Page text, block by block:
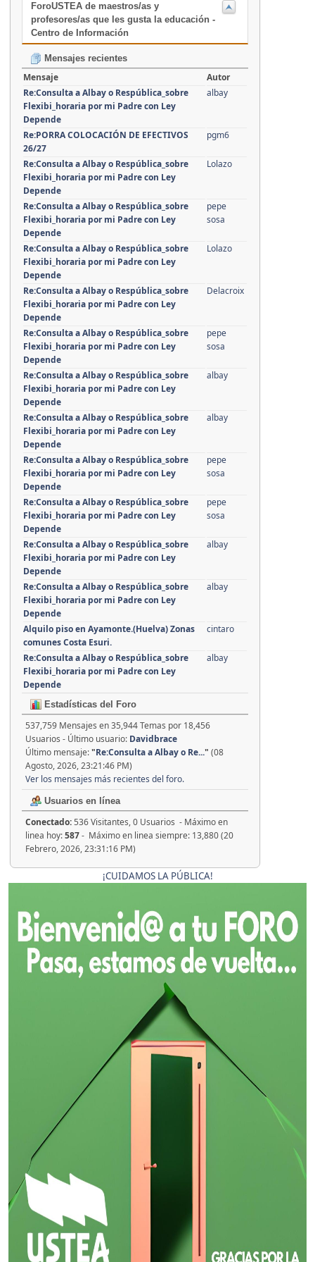
ForoUSTEA de maestros/as y
profesores/as que les gusta la educación -
Centro de Información
Mensajes recientes
Mensaje
Autor
Re:Consulta a Albay o Respública_sobre
Flexibi_horaria por mi Padre con Ley
Depende
albay
Re:PORRA COLOCACIÓN DE EFECTIVOS
26/27
pgm6
Re:Consulta a Albay o Respública_sobre
Flexibi_horaria por mi Padre con Ley
Depende
Lolazo
Re:Consulta a Albay o Respública_sobre
Flexibi_horaria por mi Padre con Ley
Depende
pepe
sosa
Re:Consulta a Albay o Respública_sobre
Flexibi_horaria por mi Padre con Ley
Depende
Lolazo
Re:Consulta a Albay o Respública_sobre
Flexibi_horaria por mi Padre con Ley
Depende
Delacroix
Re:Consulta a Albay o Respública_sobre
Flexibi_horaria por mi Padre con Ley
Depende
pepe
sosa
Re:Consulta a Albay o Respública_sobre
Flexibi_horaria por mi Padre con Ley
Depende
albay
Re:Consulta a Albay o Respública_sobre
Flexibi_horaria por mi Padre con Ley
Depende
albay
Re:Consulta a Albay o Respública_sobre
Flexibi_horaria por mi Padre con Ley
Depende
pepe
sosa
Re:Consulta a Albay o Respública_sobre
Flexibi_horaria por mi Padre con Ley
Depende
pepe
sosa
Re:Consulta a Albay o Respública_sobre
Flexibi_horaria por mi Padre con Ley
Depende
albay
Re:Consulta a Albay o Respública_sobre
Flexibi_horaria por mi Padre con Ley
Depende
albay
Alquilo piso en Ayamonte.(Huelva) Zonas
comunes Costa Esuri.
cintaro
Re:Consulta a Albay o Respública_sobre
Flexibi_horaria por mi Padre con Ley
Depende
albay
Estadísticas del Foro
537,759 Mensajes en 35,944 Temas por 18,456
Usuarios - Último usuario: Davidbrace
Último mensaje:"Re:Consulta a Albay o Re..." (08
Agosto, 2026, 23:21:46 PM)
Ver los mensajes más recientes del foro.
Usuarios en línea
Conectado:536 Visitantes, 0 Usuarios - Máximo en
linea hoy:587- Máximo en linea siempre: 13,880 (20
Febrero, 2026, 23:31:16 PM)
¡CUIDAMOS LA PÚBLICA!